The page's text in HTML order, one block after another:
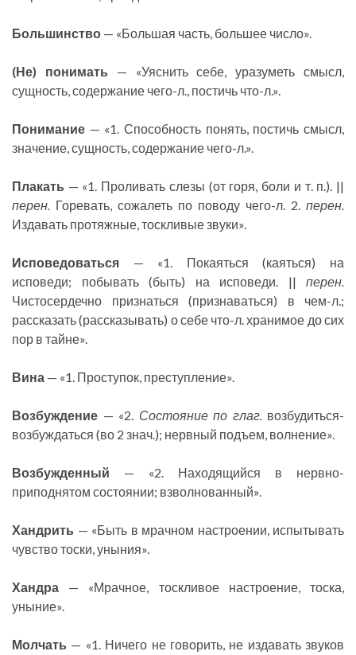
Большинство — «Большая часть, большее число».
(Не) понимать — «Уяснить себе, уразуметь смысл,
сущность, содержание чего-л., постичь что-л.».
Понимание — «1. Способность понять, постичь смысл,
значение, сущность, содержание чего-л.».
Плакать — «1. Проливать слезы (от горя, боли и т. п.). ||
перен. Горевать, сожалеть по поводу чего-л. 2. перен.
Издавать протяжные, тоскливые звуки».
Исповедоваться — «1. Покаяться (каяться) на
исповеди; побывать (быть) на исповеди. || перен.
Чистосердечно признаться (признаваться) в чем-л.;
рассказать (рассказывать) о себе что-л. хранимое до сих
пор в тайне».
Вина — «1. Проступок, преступление».
Возбуждение — «2. Состояние по глаг.возбудиться-
возбуждаться (во 2 знач.); нервный подъем, волнение».
Возбужденный — «2. Находящийся в нервно-
приподнятом состоянии; взволнованный».
Хандрить — «Быть в мрачном настроении, испытывать
чувство тоски, уныния».
Хандра — «Мрачное, тоскливое настроение, тоска,
уныние».
Молчать — «1. Ничего не говорить, не издавать звуков